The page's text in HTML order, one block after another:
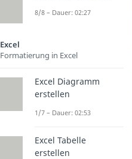
8/8 – Dauer: 02:27
Excel
Formatierung in Excel
Excel Diagramm
erstellen
1/7 – Dauer: 02:53
Excel Tabelle
erstellen